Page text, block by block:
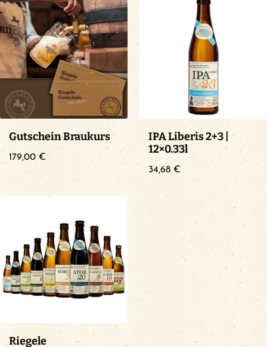
Gutschein Braukurs
179,00 €
IPA Liberis 2+3 |
12×0.33l
34,68 €
Riegele